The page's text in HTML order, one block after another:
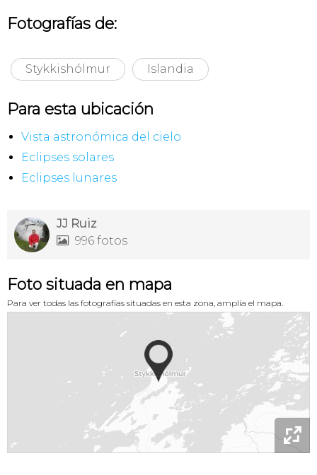
Fotografías de:
Stykkishólmur Islandia
Para esta ubicación
Vista astronómica del cielo
Eclipses solares
Eclipses lunares
JJ Ruiz
 996 fotos
Foto situada en mapa
Para ver todas las fotografías situadas en esta zona, amplía el mapa.
